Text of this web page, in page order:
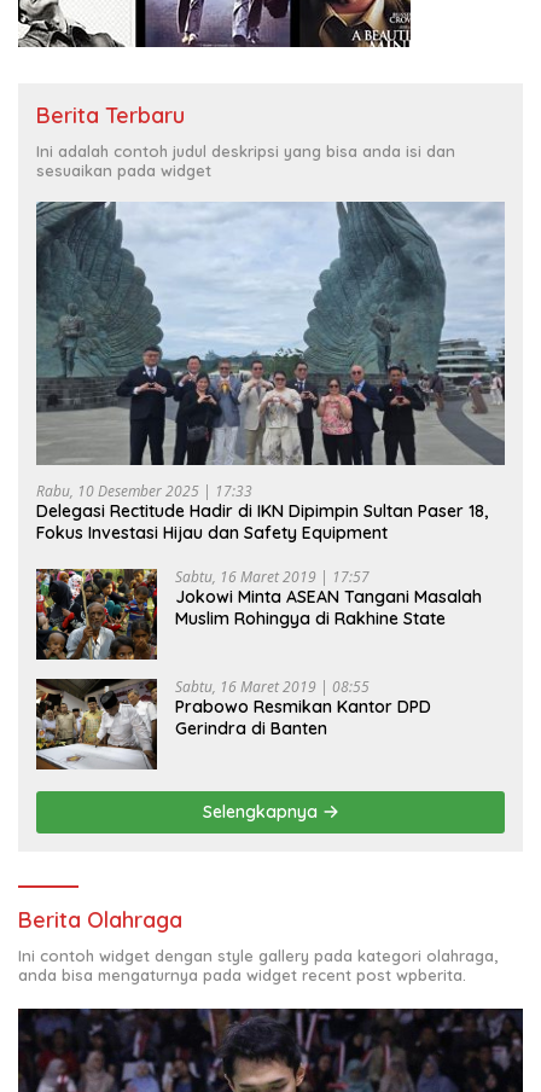
Berita Terbaru
Ini adalah contoh judul deskripsi yang bisa anda isi dan
sesuaikan pada widget
Rabu, 10 Desember 2025 | 17:33
Delegasi Rectitude Hadir di IKN Dipimpin Sultan Paser 18,
Fokus Investasi Hijau dan Safety Equipment
Sabtu, 16 Maret 2019 | 17:57
Jokowi Minta ASEAN Tangani Masalah
Muslim Rohingya di Rakhine State
Sabtu, 16 Maret 2019 | 08:55
Prabowo Resmikan Kantor DPD
Gerindra di Banten
Selengkapnya
Berita Olahraga
Ini contoh widget dengan style gallery pada kategori olahraga,
anda bisa mengaturnya pada widget recent post wpberita.